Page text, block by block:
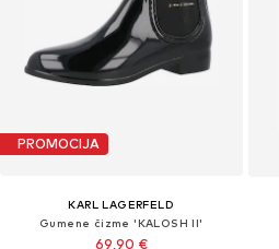
PROMOCIJA
KARL LAGERFELD
Gumene čizme 'KALOSH II'
69,90 €